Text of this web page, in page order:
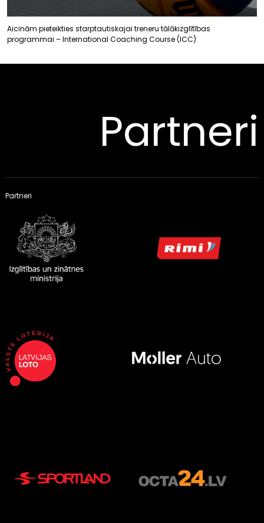
Aicinām pieteikties starptautiskajai treneru tālākizglītības
programmai – International Coaching Course (ICC)
Partneri
Partneri